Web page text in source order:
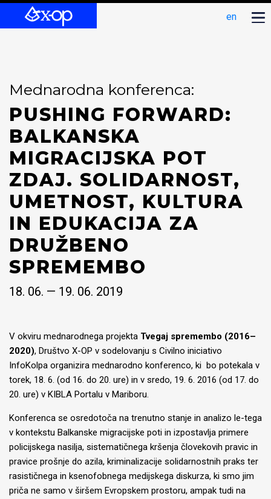
en
Mednarodna konferenca:
PUSHING FORWARD:
BALKANSKA
MIGRACIJSKA POT
ZDAJ. SOLIDARNOST,
UMETNOST, KULTURA
IN EDUKACIJA ZA
DRUŽBENO
SPREMEMBO
18. 06. — 19. 06. 2019
V okviru mednarodnega projekta Tvegaj spremembo (2016–
2020), Društvo X-OP v sodelovanju s Civilno iniciativo
InfoKolpa organizira mednarodno konferenco, ki bo potekala v
torek, 18. 6. (od 16. do 20. ure) in v sredo, 19. 6. 2016 (od 17. do
20. ure) v KIBLA Portalu v Mariboru.
Konferenca se osredotoča na trenutno stanje in analizo le-tega
v kontekstu Balkanske migracijske poti in izpostavlja primere
policijskega nasilja, sistematičnega kršenja človekovih pravic in
pravice prošnje do azila, kriminalizacije solidarnostnih praks ter
rasističnega in ksenofobnega medijskega diskurza, ki smo jim
priča ne samo v širšem Evropskem prostoru, ampak tudi na